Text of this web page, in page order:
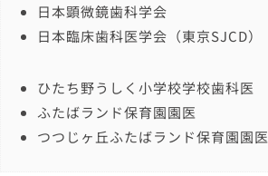
日本顕微鏡歯科学会
日本臨床歯科医学会（東京SJCD）
ひたち野うしく小学校学校歯科医
ふたばランド保育園園医
つつじヶ丘ふたばランド保育園園医